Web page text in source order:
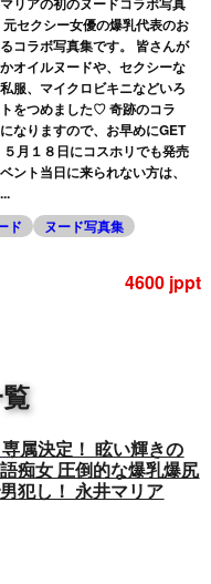
セクシー女優の爆乳代表のお
コラボ写真集です。 皆さんが
オイルヌードや、セクシーな
服、マイクロビキニなどいろ
をつめました♡ 奇跡のコラ
なりますので、お早めにGET
月１８日にコスホリでも発売
ント当日に来られない方は、
ド ヌード写真集
4600 jppt
専属決定！ 眩い輝きの
痴女 圧倒的な爆乳爆尻
犯し！ 永井マリア